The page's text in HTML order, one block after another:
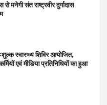
से मनेगी संत राष्ट्रवीर दुर्गादास
स्वास्थ्य शिविर आयोजित,
एवं मीडिया प्रतिनिधियों का हुआ